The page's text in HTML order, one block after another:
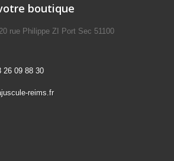
boutique
rue Philippe ZI Port Sec 51100
26 09 88 30
reims.fr